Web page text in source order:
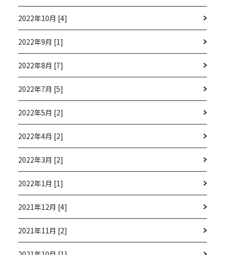
2022年10月 [4]
2022年9月 [1]
2022年8月 [7]
2022年7月 [5]
2022年5月 [2]
2022年4月 [2]
2022年3月 [2]
2022年1月 [1]
2021年12月 [4]
2021年11月 [2]